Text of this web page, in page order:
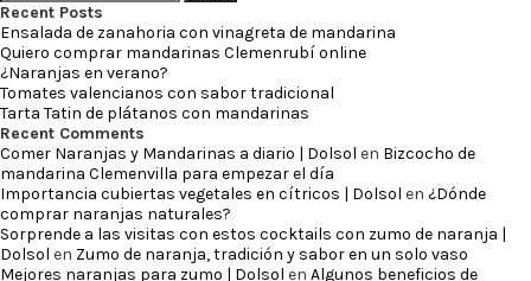
Recent Posts
Ensalada de zanahoria con vinagreta de mandarina
Quiero comprar mandarinas Clemenrubí online
¿Naranjas en verano?
Tomates valencianos con sabor tradicional
Tarta Tatin de plátanos con mandarinas
Recent Comments
Comer Naranjas y Mandarinas a diario | Dolsol en Bizcocho de
mandarina Clemenvilla para empezar el día
Importancia cubiertas vegetales en cítricos | Dolsol en ¿Dónde
comprar naranjas naturales?
Sorprende a las visitas con estos cocktails con zumo de naranja |
Dolsol en Zumo de naranja, tradición y sabor en un solo vaso
Mejores naranjas para zumo | Dolsol en Algunos beneficios de